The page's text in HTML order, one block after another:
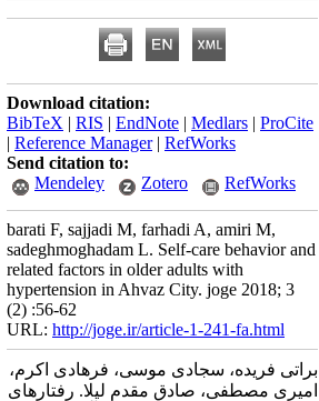
Download citation:
BibTeX | RIS | EndNote | Medlars | ProCite
| Reference Manager| RefWorks
Send citation to:
Mendeley
Zotero RefWorks
barati F, sajjadi M, farhadi A, amiri M,
sadeghmoghadam L. Self-care behavior and
related factors in older adults with
hypertension in Ahvaz City. joge 2018; 3
(2) :56-62
URL: http://joge.ir/article-1-241-fa.html
براتی فریده، سجادی موسی، فرهادی اکرم،
امیری مصطفی، صادق مقدم لیلا. رفتارهای